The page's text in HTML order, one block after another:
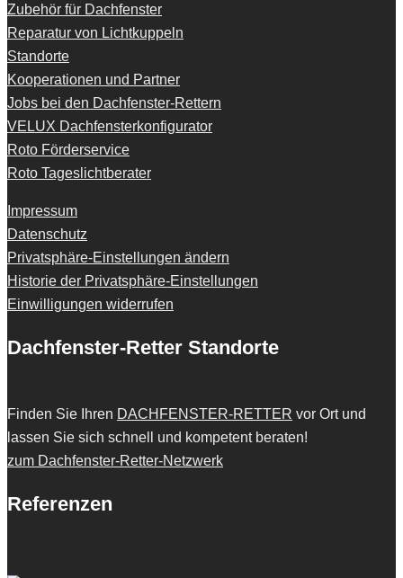
Zubehör für Dachfenster
Reparatur von Lichtkuppeln
Standorte
Kooperationen und Partner
Jobs bei den Dachfenster-Rettern
VELUX Dachfensterkonfigurator
Roto Förderservice
Roto Tageslichtberater
Impressum
Datenschutz
Privatsphäre-Einstellungen ändern
Historie der Privatsphäre-Einstellungen
Einwilligungen widerrufen
Dachfenster-Retter Standorte
Finden Sie Ihren DACHFENSTER-RETTER vor Ort und
lassen Sie sich schnell und kompetent beraten!
zum Dachfenster-Retter-Netzwerk
Referenzen